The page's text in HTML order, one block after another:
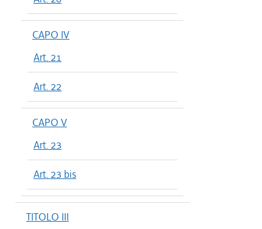
CAPO IV
Art. 21
Art. 22
CAPO V
Art. 23
Art. 23 bis
TITOLO III